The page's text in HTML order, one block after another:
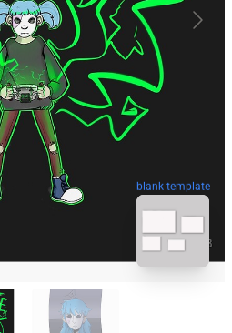
blank template